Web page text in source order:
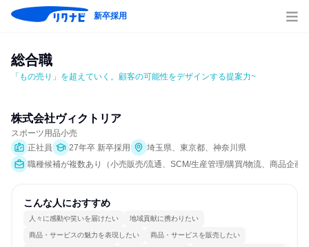
新卒採用
総合職
「もの売り」を超えていく。顧客の可能性をデザインする提案力~
株式会社ヴィクトリア
スポーツ用品小売
正社員
27年卒 新卒採用
埼玉県、東京都、神奈川県
職種候補が複数あり（小売販売/流通、SCM/生産管理/購買/物流、商品企画
こんな人におすすめ
人々に感動や笑いを届けたい 地域貢献に携わりたい
商品・サービスの魅力を表現したい 商品・サービスを販売したい